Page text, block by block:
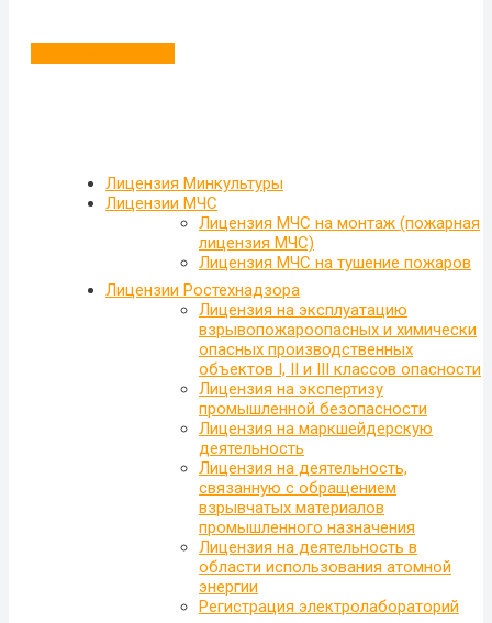
Лицензия Минкультуры
Лицензии МЧС
Лицензия МЧС на монтаж (пожарная
лицензия МЧС)
Лицензия МЧС на тушение пожаров
Лицензии Ростехнадзора
Лицензия на эксплуатацию
взрывопожароопасных и химически
опасных производственных
объектов I, II и III классов опасности
Лицензия на экспертизу
промышленной безопасности
Лицензия на маркшейдерскую
деятельность
Лицензия на деятельность,
связанную с обращением
взрывчатых материалов
промышленного назначения
Лицензия на деятельность в
области использования атомной
энергии
Регистрация электролабораторий